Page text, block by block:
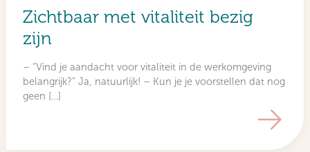
Zichtbaar met vitaliteit bezig
zijn
– “Vind je aandacht voor vitaliteit in de werkomgeving
belangrijk?” Ja, natuurlijk! – Kun je je voorstellen dat nog
geen […]